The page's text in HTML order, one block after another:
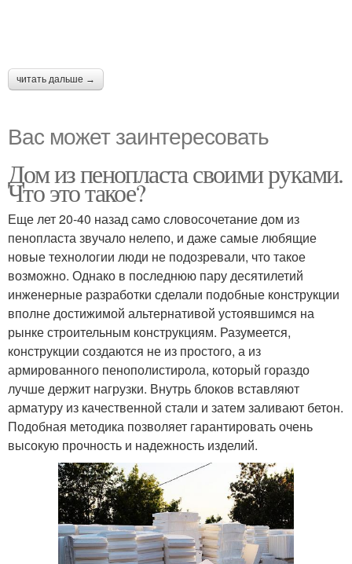
читать дальше →
Вас может заинтересовать
Дом из пенопласта своими руками.
Что это такое?
Еще лет 20-40 назад само словосочетание дом из
пенопласта звучало нелепо, и даже самые любящие
новые технологии люди не подозревали, что такое
возможно. Однако в последнюю пару десятилетий
инженерные разработки сделали подобные конструкции
вполне достижимой альтернативой устоявшимся на
рынке строительным конструкциям. Разумеется,
конструкции создаются не из простого, а из
армированного пенополистирола, который гораздо
лучше держит нагрузки. Внутрь блоков вставляют
арматуру из качественной стали и затем заливают бетон.
Подобная методика позволяет гарантировать очень
высокую прочность и надежность изделий.